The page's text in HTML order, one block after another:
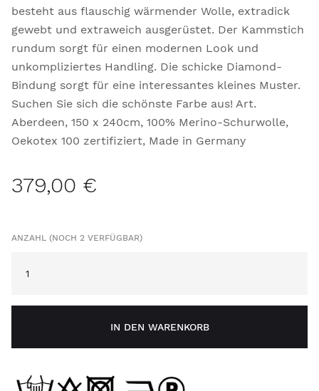
besteht aus flauschig wärmender Wolle, extradick
gewebt und extraweich ausgerüstet. Der Kammstich
rundum sorgt für einen modernen Look und
unkompliziertes Handling. Die schicke Diamond-
Bindung sorgt für eine interessantes kleines Muster.
Suchen Sie sich die schönste Farbe aus! Art.
Aberdeen, 150 x 240cm, 100% Merino-Schurwolle,
Oekotex 100 zertifiziert, Made in Germany
379,00 €
ANZAHL (NOCH 2 VERFÜGBAR)
IN DEN WARENKORB